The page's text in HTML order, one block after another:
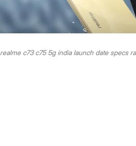
realme c73 c75 5g india launch date specs